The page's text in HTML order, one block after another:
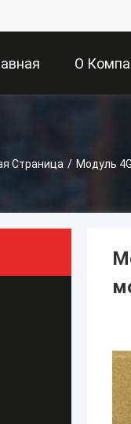
О
Страница / Модуль